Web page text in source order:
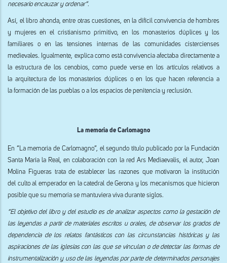
necesario encauzar y ordenar”.
Así, el libro ahonda, entre otras cuestiones, en la difícil convivencia de hombres
y mujeres en el cristianismo primitivo, en los monasterios dúplices y los
familiares o en las tensiones internas de las comunidades cistercienses
medievales. Igualmente, explica como está convivencia afectaba directamente a
la estructura de los cenobios, como puede verse en los artículos relativos a
la arquitectura de los monasterios dúplices o en los que hacen referencia a
la formación de las pueblas o a los espacios de penitencia y reclusión.
La memoria de Carlomagno
En “La memoria de Carlomagno”, el segundo título publicado por la Fundación
Santa María la Real, en colaboración con la red Ars Mediaevalis, el autor, Joan
Molina Figueras trata de establecer las razones que motivaron la institución
del culto al emperador en la catedral de Gerona y los mecanismos que hicieron
posible que su memoria se mantuviera viva durante siglos.
“El objetivo del libro y del estudio es de analizar aspectos como la gestación de
las leyendas a partir de materiales escritos u orales, de observar los grados de
dependencia de los relatos fantásticos con las circunstancias históricas y las
aspiraciones de las iglesias con las que se vinculan o de detectar las formas de
instrumentalización y uso de las leyendas por parte de determinados personajes